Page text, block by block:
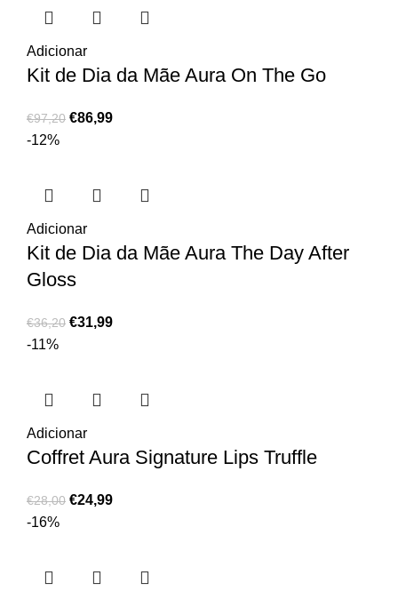
Adicionar
Kit de Dia da Mãe Aura On The Go
€97,20 €86,99
-12%
Adicionar
Kit de Dia da Mãe Aura The Day After
Gloss
€36,20 €31,99
-11%
Adicionar
Coffret Aura Signature Lips Truffle
€28,00 €24,99
-16%